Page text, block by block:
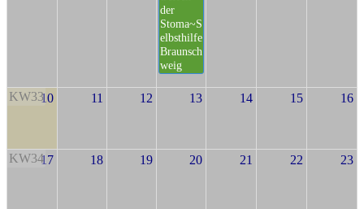
der
Stoma~S
elbsthilfe
Braunsch
weig
KW3310 11 12 13 14 15 16
KW3417 18 19 20 21 22 23